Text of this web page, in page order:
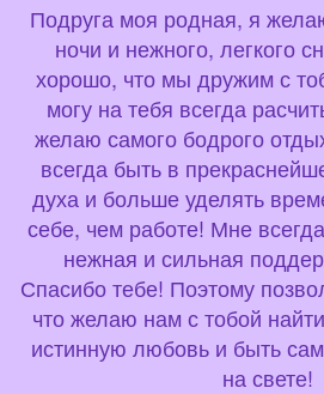
Подруга моя родная, я
ночи и нежного, легкого
хорошо, что мы дружим с
могу на тебя всегда
желаю самого бодрого
всегда быть в
духа и больше уделять
себе, чем работе! Мне
нежная и сильная
Спасибо тебе! Поэтому
что желаю нам с тобой
истинную любовь и быть
на свете!